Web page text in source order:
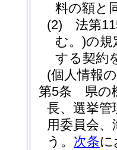
料の額と
(2)
法第
む。)の規
する契約
(個人情報
第5条
県の
長、選挙管
用委員会
う。 次条に